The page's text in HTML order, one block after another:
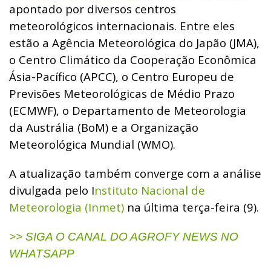
apontado por diversos centros
meteorológicos internacionais. Entre eles
estão a Agência Meteorológica do Japão (JMA),
o Centro Climático da Cooperação Econômica
Ásia-Pacífico (APCC), o Centro Europeu de
Previsões Meteorológicas de Médio Prazo
(ECMWF), o Departamento de Meteorologia
da Austrália (BoM) e a Organização
Meteorológica Mundial (WMO).
A atualização também converge com a análise
divulgada pelo Instituto Nacional de
Meteorologia (Inmet) na última terça-feira (9).
>> SIGA O CANAL DO AGROFY NEWS NO
WHATSAPP